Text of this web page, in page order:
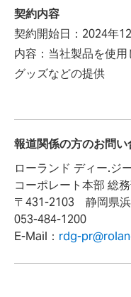
契約内容
契約開始日：2024年
内容：当社製品を使
グッズなどの提供
報道関係の方のお問い
ローランド ディー.ジ
コーポレート本部 総
〒431-2103 静岡県
053-484-1200
E-Mail： rdg-